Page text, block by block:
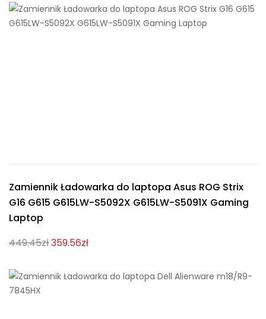
Zamiennik Ładowarka do laptopa Asus ROG Strix
G16 G615 G615LW-S5092X G615LW-S5091X Gaming
Laptop
449.45zł359.56zł